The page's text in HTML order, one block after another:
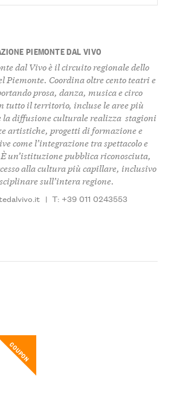
PIEMONTE DAL VIVO
dal Vivo è il circuito regionale dello
Piemonte. Coordina oltre cento teatri e
prosa, danza, musica e circo
tutto il territorio, incluse le aree più
la diffusione culturale realizza stagioni
artistiche, progetti di formazione e
come l’integrazione tra spettacolo e
un’istituzione pubblica riconosciuta,
alla cultura più capillare, inclusivo
sull’intera regione.
| T: +39 011 0243553
COUPON